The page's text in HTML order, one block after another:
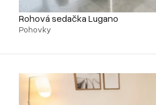
Rohová sedačka Lugano
Pohovky